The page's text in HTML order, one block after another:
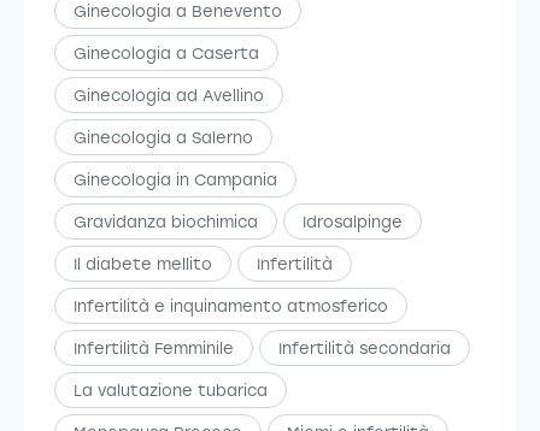
Ginecologia a Benevento
Ginecologia a Caserta
Ginecologia ad Avellino
Ginecologia a Salerno
Ginecologia in Campania
Gravidanza biochimica Idrosalpinge
Il diabete mellito Infertilità
Infertilità e inquinamento atmosferico
Infertilità Femminile Infertilità secondaria
La valutazione tubarica